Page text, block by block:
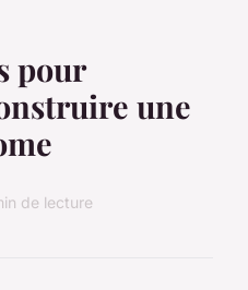
pour
une
de lecture